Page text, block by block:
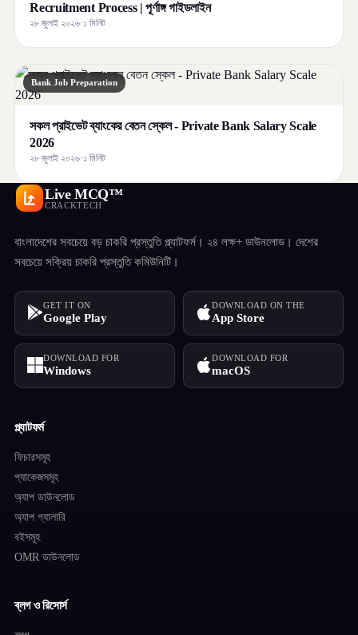
Recruitment Process | পূর্ণাঙ্গ গাইডলাইন
২৮ জুলাই ২০২৬·১ মিনিট
Bank Job Preparation
সকল প্রাইভেট ব্যাংকের বেতন স্কেল - Private Bank Salary Scale
2026
২৮ জুলাই ২০২৬·১ মিনিট
Live MCQ™
CRACKTECH
বাংলাদেশের সবচেয়ে বড় চাকরি প্রস্তুতি প্ল্যাটফর্ম। ২৪ লক্ষ+ ডাউনলোড। দেশের
সবচেয়ে সক্রিয় চাকরি প্রস্তুতি কমিউনিটি।
GET IT ON
Google Play
DOWNLOAD ON THE
App Store
DOWNLOAD FOR
Windows
DOWNLOAD FOR
macOS
প্ল্যাটফর্ম
ফিচারসমূহ
প্যাকেজসমূহ
অ্যাপ ডাউনলোড
অ্যাপ গ্যালারি
বইসমূহ
OMR ডাউনলোড
ব্লগ ও রিসোর্স